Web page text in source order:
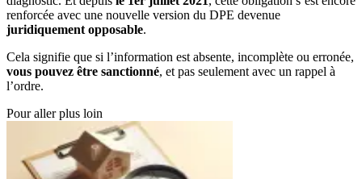
renforcée avec une nouvelle version du DPE devenue
juridiquement opposable.
Cela signifie que si l’information est absente, incomplète ou erronée,
vous pouvez être sanctionné, et pas seulement avec un rappel à
l’ordre.
Pour aller plus loin